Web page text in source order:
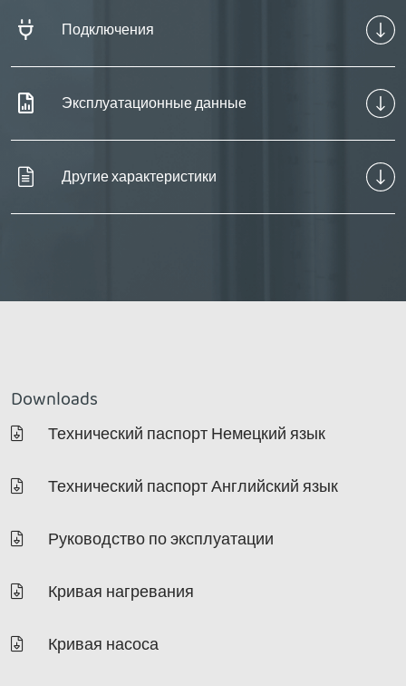
Подключения
Эксплуатационные данные
Другие характеристики
Downloads
Технический паспорт Немецкий язык
Технический паспорт Английский язык
Руководство по эксплуатации
Кривая нагревания
Кривая насоса